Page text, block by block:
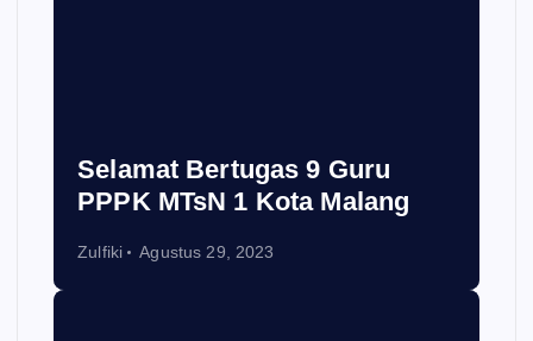
Selamat Bertugas 9 Guru
PPPK MTsN 1 Kota Malang
Zulfiki Agustus 29, 2023